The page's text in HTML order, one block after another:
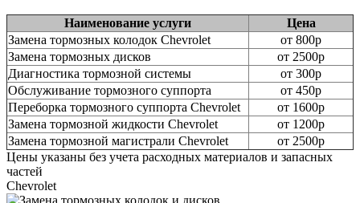
Наименование услуги
Цена
Замена тормозных колодок Chevrolet
от 800р
Замена тормозных дисков
от 2500р
Диагностика тормозной системы
от 300р
Обслуживание тормозного суппорта
от 450р
Переборка тормозного суппорта Chevrolet
от 1600р
Замена тормозной жидкости Chevrolet
от 1200р
Замена тормозной магистрали Chevrolet
от 2500р
Цены указаны без учета расходных материалов и запасных
частей
Chevrolet